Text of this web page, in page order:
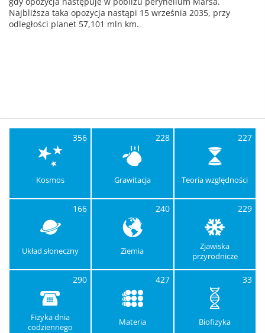
Najbliższa taka opozycja nastąpi 15 września 2035, przy
odległości planet 57,101 mln km.
356
Kosmos
228
Grawitacja
227
Teoria względności
166
Układ słoneczny
240
Ziemia
229
Zjawiska
przyrodnicze
290
Fizyka dnia
codziennego
427
Materia
33
Biofizyka